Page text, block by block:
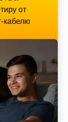
от
кабелю